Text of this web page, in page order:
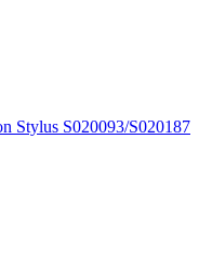
Stylus S020093/S020187